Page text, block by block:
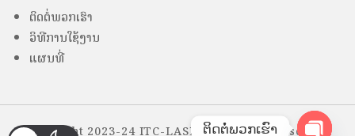
ຕິດຕໍ່ພວກເຮົາ
ວິທີການໃຊ້ງານ
ແຜນທີ່
Copyright 2023-24 ITC-LASES – All Right Reserved
ຕິດຕໍ່ພວກເຮົາ